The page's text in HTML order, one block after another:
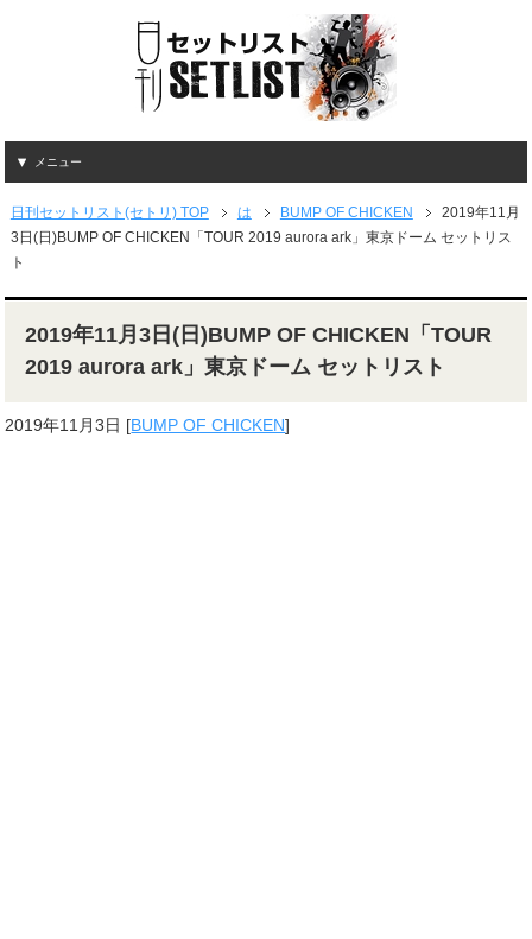
メニュー
日刊セットリスト(セトリ) TOP は BUMP OF CHICKEN
2019年11月
3日(日)BUMP OF CHICKEN「TOUR 2019 aurora ark」東京ドーム セットリス
ト
2019年11月3日(日)BUMP OF CHICKEN「TOUR
2019 aurora ark」東京ドーム セットリスト
2019年11月3日 [BUMP OF CHICKEN]